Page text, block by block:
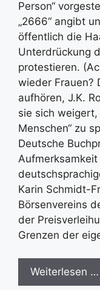
Person“
„2666“ angibt
öffentlich die
Unterdrückung
protestieren.
wieder Frauen?
aufhören, J.K.
sie sich weigert,
Menschen“ zu
Deutsche
Karin Schmidt-
Börsenvereins
der
Grenzen der
Weiterlesen …